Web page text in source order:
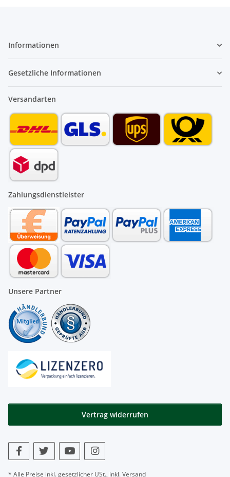
Informationen
Gesetzliche Informationen
Versandarten
Zahlungsdienstleister
Unsere Partner
Vertrag widerrufen
* Alle Preise inkl. gesetzlicher USt., inkl.Versand